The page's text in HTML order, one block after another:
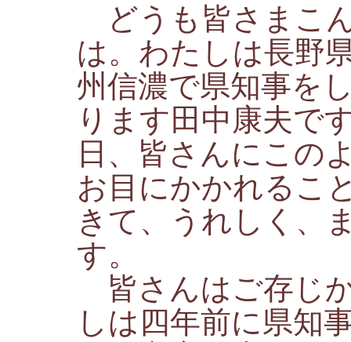
どうも皆さまこ
は。わたしは長野
州信濃で県知事を
ります田中康夫で
日、皆さんにこの
お目にかかれるこ
きて、うれしく、
す。
皆さんはご存じ
しは四年前に県知